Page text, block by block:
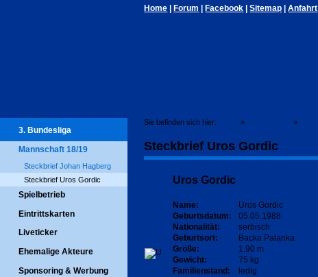
Home Forum Facebook |Sitemap |Anfahrt
3. Bundesliga
Mannschaft 18/19
Steckbrief Johan Hagberg
Steckbrief Uros Gordic
Spielbetrieb
Eintrittskarten
Liveticker
Ehemalige Akteure
Sponsoring & Werbung
Sie befinden sich hier: » »
Steckbrief Uros Gordic
Uros Gordic
Name:
Geburtsdatum:
Nationalität:
Geburtsort:
Größe:
Gewicht:
Familienstand:
Uros Gordic
05.05.1988
serbisch
Backa Palanka
1,90 m
75 kg
ledig